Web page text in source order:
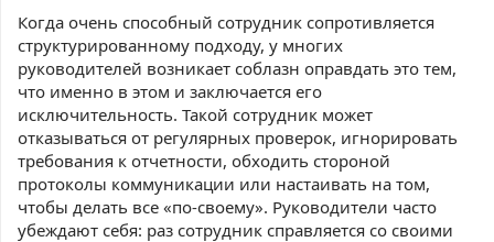
Когда очень способный сотрудник сопротивляется
структурированному подходу, у многих
руководителей возникает соблазн оправдать это тем,
что именно в этом и заключается его
исключительность. Такой сотрудник может
отказываться от регулярных проверок, игнорировать
требования к отчетности, обходить стороной
протоколы коммуникации или настаивать на том,
чтобы делать все «по-своему». Руководители часто
убеждают себя: раз сотрудник справляется со своими